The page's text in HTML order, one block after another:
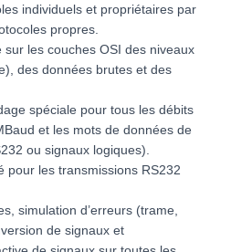
individuels et propriétaires par
propres.
sur les couches OSI des niveaux
des données brutes et des
spéciale pour tous les débits
et les mots de données de
ou signaux logiques).
pour les transmissions RS232
simulation d’erreurs (trame,
de signaux et